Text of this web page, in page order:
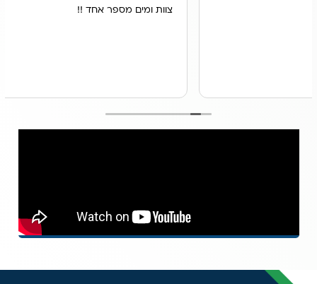
צוות ומים מספר אחד !!